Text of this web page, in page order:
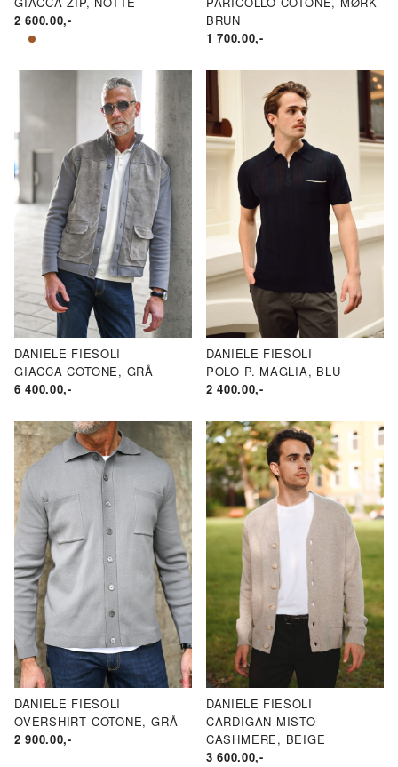
2 600.00,-
BRUN
1 700.00,-
DANIELE FIESOLI
GIACCA COTONE, GRÅ
6 400.00,-
DANIELE FIESOLI
POLO P. MAGLIA, BLU
2 400.00,-
DANIELE FIESOLI
OVERSHIRT COTONE, GRÅ
2 900.00,-
DANIELE FIESOLI
CARDIGAN MISTO
CASHMERE, BEIGE
3 600.00,-